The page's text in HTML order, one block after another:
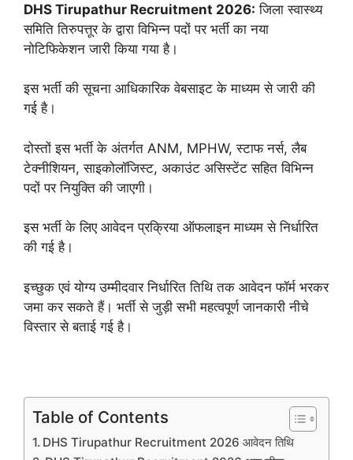
DHS Tirupathur Recruitment 2026: जिला स्वास्थ्य
समिति तिरुपत्तूर के द्वारा विभिन्न पदों पर भर्ती का नया
नोटिफिकेशन जारी किया गया है।
इस भर्ती की सूचना आधिकारिक वेबसाइट के माध्यम से जारी की
गई है।
दोस्तों इस भर्ती के अंतर्गत ANM, MPHW, स्टाफ नर्स, लैब
टेक्नीशियन, साइकोलॉजिस्ट, अकाउंट असिस्टेंट सहित विभिन्न
पदों पर नियुक्ति की जाएगी।
इस भर्ती के लिए आवेदन प्रक्रिया ऑफलाइन माध्यम से निर्धारित
की गई है।
इच्छुक एवं योग्य उम्मीदवार निर्धारित तिथि तक आवेदन फॉर्म भरकर
जमा कर सकते हैं। भर्ती से जुड़ी सभी महत्वपूर्ण जानकारी नीचे
विस्तार से बताई गई है।
Table of Contents
DHS Tirupathur Recruitment 2026 आवेदन तिथि